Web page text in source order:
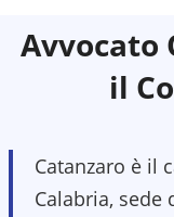
Avvocato
il
Catanzaro è il
Calabria, sede